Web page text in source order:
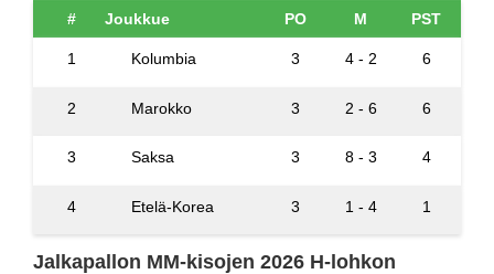
# Joukkue PO M PST
1 Kolumbia 3 4 - 2 6
2 Marokko 3 2 - 6 6
3 Saksa 3 8 - 3 4
4 Etelä-Korea 3 1 - 4 1
Jalkapallon MM-kisojen 2026 H-lohkon